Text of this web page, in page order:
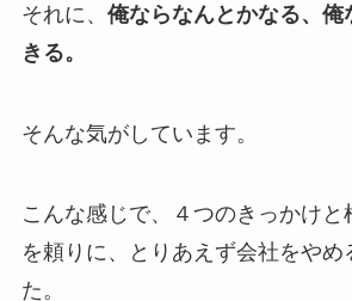
それに、 俺ならなんとかなる、俺
きる。
そんな気がしています。
こんな感じで、４つのきっかけと
を頼りに、とりあえず会社をやめ
た。